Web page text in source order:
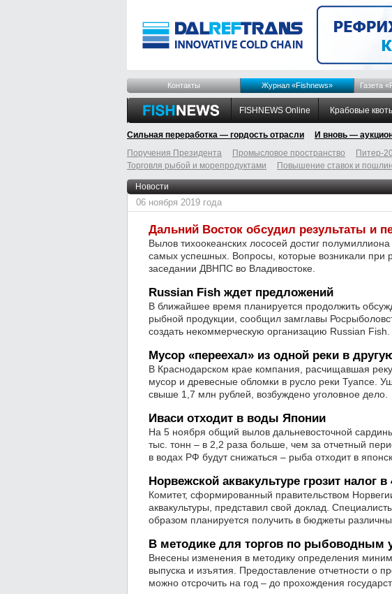
Контакты Журнал «Fishnews» Газета
FISHNEWS Online Крабовые
Сильная переработка — гордость отрасли И вновь —
Поручения Президента
Промысловое пространство Питер-
Торговля рыбой и морепродуктами
Повышение ставок и пошлин
Новости
06 ноября 2019 года
Дальний Восток обсудил результаты и
Вылов тихоокеанских лососей достиг
самых успешных. Вопросы, которые возникали при
заседании ДВНПС во Владивостоке.
Russian Fish ждет предложений
В ближайшее время планируется продолжить
рыбной продукции, сообщил замглавы
создать некоммерческую организацию Russian Fish.
Мусор «переехал» из одной реки в
В Краснодарском крае компания, расчищавшая
мусор и древесные обломки в русло реки Туапсе.
свыше 1,7 млн рублей, возбуждено уголовное дело.
Иваси отходит в воды Японии
На 5 ноября общий вылов дальневосточной
тыс. тонн – в 2,2 раза больше, чем за отчетный
в водах РФ будут снижаться – рыба отходит в
Норвежской аквакультуре грозит налог в
Комитет, сформированный правительством
аквакультуры, представил свой доклад.
образом планируется получить в бюджеты
В методике для торгов по рыбоводным
Внесены изменения в методику определения
выпуска и изъятия. Предоставление отчетности о
можно отсрочить на год – до прохождения